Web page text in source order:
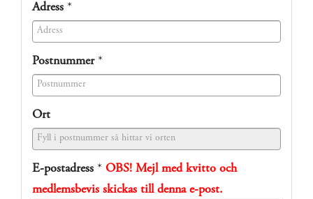
Adress *
Postnummer*
Ort
E-postadress * OBS! Mejl med kvitto och
medlemsbevis skickas till denna e-post.